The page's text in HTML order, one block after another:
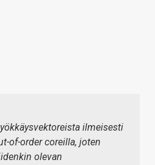
ilmeisesti
of-order coreilla, joten
olevan